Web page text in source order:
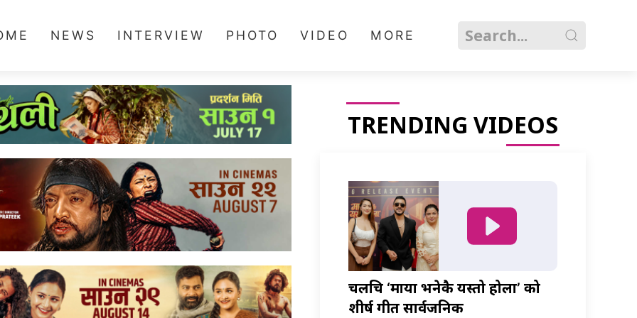
NEWS INTERVIEW PHOTO VIDEO MORE
TRENDING VIDEOS
चलचित्र ‘माया भनेकै यस्तो होला’ को
शीर्ष गीत सार्वजनिक